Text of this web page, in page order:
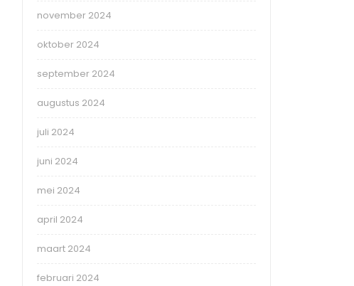
november 2024
oktober 2024
september 2024
augustus 2024
juli 2024
juni 2024
mei 2024
april 2024
maart 2024
februari 2024